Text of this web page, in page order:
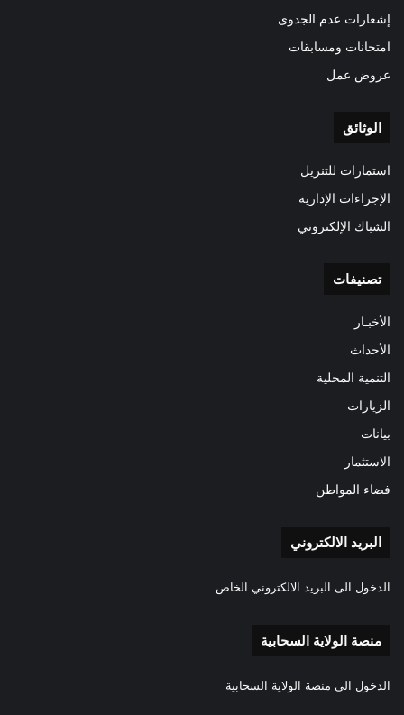
إشعارات عدم الجدوى
امتحانات ومسابقات
عروض عمل
الوثائق
استمارات للتنزيل
الإجراءات الإدارية
الشباك الإلكتروني
تصنيفات
الأخبـار
الأحداث
التنمية المحلية
الزيارات
بيانات
الاستثمار
فضاء المواطن
البريد الالكتروني
الدخول الى البريد الالكتروني الخاص
منصة الولاية السحابية
الدخول الى منصة الولاية السحابية